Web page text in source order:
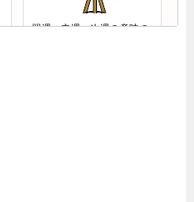
翌週・来週・次週の意味の